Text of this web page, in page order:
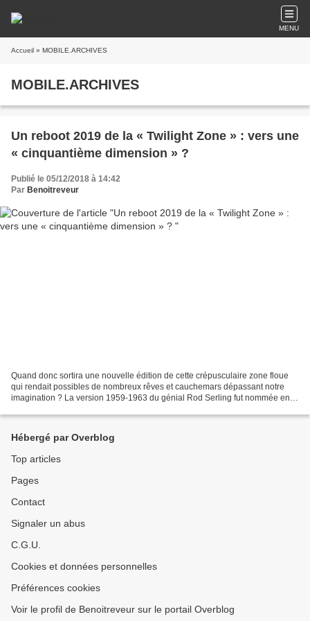
MENU
Accueil » MOBILE.ARCHIVES
MOBILE.ARCHIVES
Un reboot 2019 de la « Twilight Zone » : vers une
« cinquantième dimension » ?
Publié le 05/12/2018 à 14:42
Par Benoitreveur
Quand donc sortira une nouvelle édition de cette crépusculaire zone floue
qui rendait possibles de nombreux rêves et cauchemars dépassant notre
imagination ? La version 1959-1963 du génial Rod Serling fut nommée en
Hébergé par Overblog
Top articles
Pages
Contact
Signaler un abus
C.G.U.
Cookies et données personnelles
Préférences cookies
Voir le profil de Benoitreveur sur le portail Overblog